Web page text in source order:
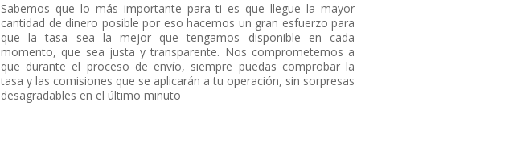
Sabemos que lo más importante para ti es que llegue la mayor
cantidad de dinero posible por eso hacemos un gran esfuerzo para
que la tasa sea la mejor que tengamos disponible en cada
momento, que sea justa y transparente. Nos comprometemos a
que durante el proceso de envío, siempre puedas comprobar la
tasa y las comisiones que se aplicarán a tu operación, sin sorpresas
desagradables en el último minuto